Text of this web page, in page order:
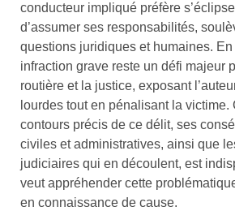
conducteur impliqué préfère
d’assumer ses responsabilités,
questions juridiques et humaines.
infraction grave reste un défi majeur
routière et la justice, exposant
lourdes tout en pénalisant la victime.
contours précis de ce délit, ses
civiles et administratives, ainsi que
judiciaires qui en découlent, est
veut appréhender cette
en connaissance de cause.